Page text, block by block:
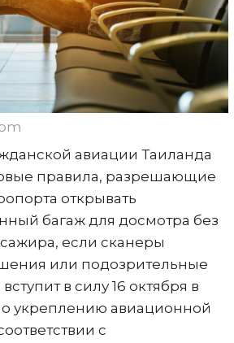
авиации Таиланда
правила, разрешающие
открывать
багаж для досмотра без
если сканеры
или подозрительные
в силу 16 октября в
укреплению авиационной
с